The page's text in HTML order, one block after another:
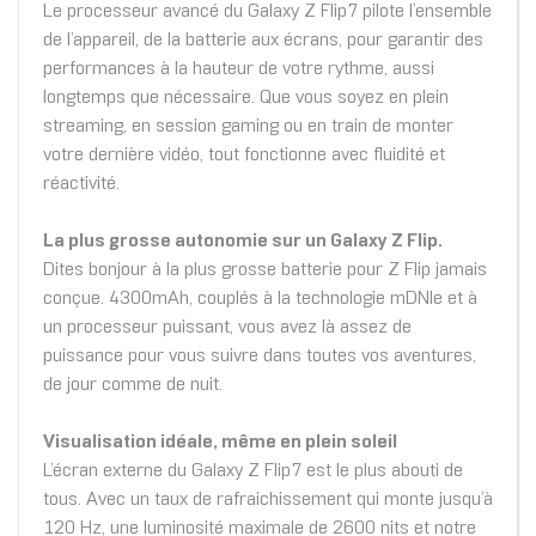
Le processeur avancé du Galaxy Z Flip7 pilote l’ensemble
de l’appareil, de la batterie aux écrans, pour garantir des
performances à la hauteur de votre rythme, aussi
longtemps que nécessaire. Que vous soyez en plein
streaming, en session gaming ou en train de monter
votre dernière vidéo, tout fonctionne avec fluidité et
réactivité.
La plus grosse autonomie sur un Galaxy Z Flip.
Dites bonjour à la plus grosse batterie pour Z Flip jamais
conçue. 4300mAh, couplés à la technologie mDNIe et à
un processeur puissant, vous avez là assez de
puissance pour vous suivre dans toutes vos aventures,
de jour comme de nuit.
Visualisation idéale, même en plein soleil
L’écran externe du Galaxy Z Flip7 est le plus abouti de
tous. Avec un taux de rafraichissement qui monte jusqu’à
120 Hz, une luminosité maximale de 2600 nits et notre